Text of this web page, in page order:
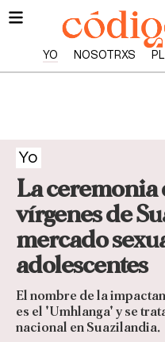
YO NOSOTRXS
Yo
La ceremonia
vírgenes de
mercado
adolescentes
El nombre de la
es el 'Umhlanga' y se
nacional en Suazilandia.